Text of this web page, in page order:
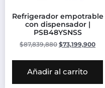
Refrigerador empotrable
con dispensador |
PSB48YSNSS
$87,839,880 $73,199,900
Añadir al carrito